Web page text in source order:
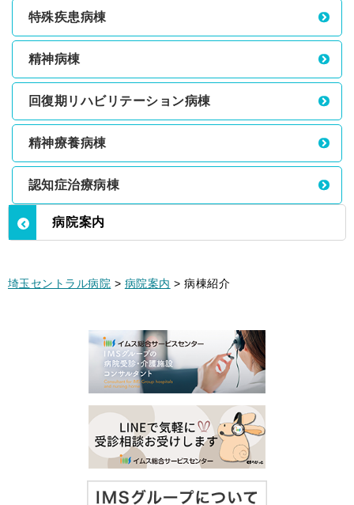
特殊疾患病棟
精神病棟
回復期リハビリテーション病棟
精神療養病棟
認知症治療病棟
病院案内
埼玉セントラル病院 > 病院案内 >病棟紹介